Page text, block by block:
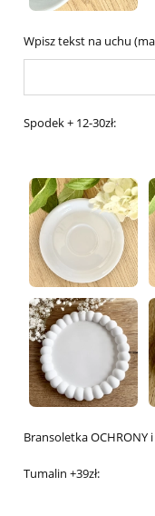
Wpisz tekst na uchu
Spodek + 12-30zł:
Bransoletka OCHRONY
Tumalin +39zł: